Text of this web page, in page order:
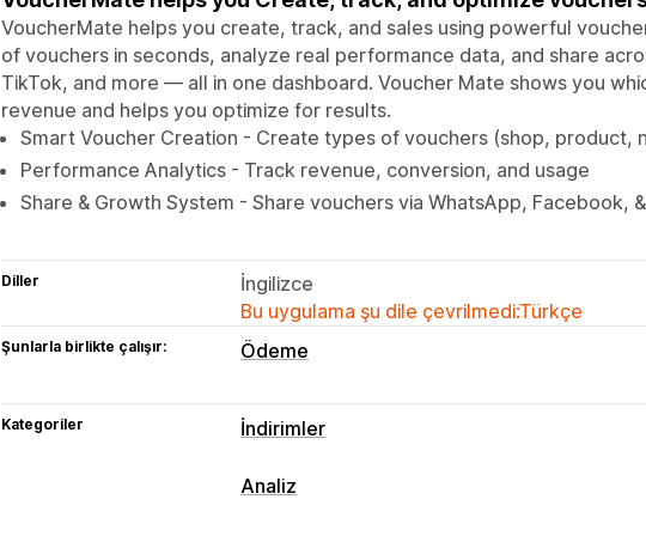
VoucherMate helps you create, track, and sales using powerful
of vouchers in seconds, analyze real performance data, and share
TikTok, and more — all in one dashboard. Voucher Mate shows you
revenue and helps you optimize for results.
Smart Voucher Creation - Create types of vouchers (shop, product,
Performance Analytics - Track revenue, conversion, and usage
Share & Growth System - Share vouchers via WhatsApp, Facebook,
Diller
İngilizce
Bu uygulama şu dile çevrilmedi:Türkçe
Şunlarla birlikte çalışır: Ödeme
Kategoriler İndirimler
İndirim türleri
Analiz